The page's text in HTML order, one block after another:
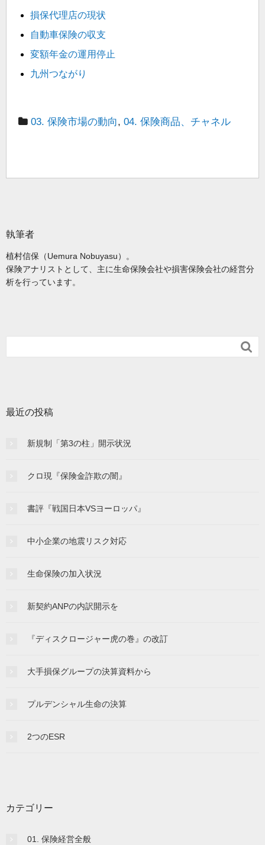
損保代理店の現状
自動車保険の収支
変額年金の運用停止
九州つながり
03. 保険市場の動向, 04. 保険商品、チャネル
執筆者
植村信保（Uemura Nobuyasu）。
保険アナリストとして、主に生命保険会社や損害保険会社の経営分
析を行っています。

最近の投稿
新規制「第3の柱」開示状況
クロ現『保険金詐欺の闇』
書評『戦国日本VSヨーロッパ』
中小企業の地震リスク対応
生命保険の加入状況
新契約ANPの内訳開示を
『ディスクロージャー虎の巻』の改訂
大手損保グループの決算資料から
プルデンシャル生命の決算
2つのESR
カテゴリー
01. 保険経営全般